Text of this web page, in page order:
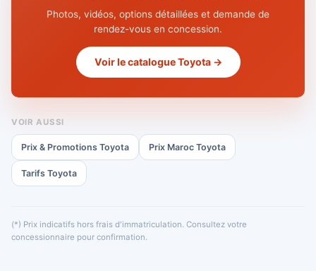
Photos, vidéos, options détaillées et demande de
rendez-vous en concession.
Voir le catalogue Toyota →
VOIR AUSSI
Prix & Promotions Toyota Prix Maroc Toyota
Tarifs Toyota
(*) Prix indicatifs hors frais d'immatriculation. Consultez votre
concessionnaire pour confirmation.